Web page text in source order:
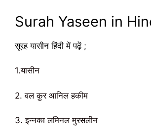
Surah Yaseen in
सूरह यासीन हिंदी में पढ़ें ;
1.यासीन
2. वल कुर आनिल हकीम
3. इन्नका लमिनल मुरसलीन